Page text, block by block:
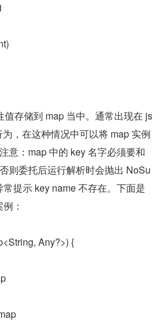
值存储到 map 当中。通常出现在 js
，在这种情况中可以将 map 实例
意：map 中的 key 名字必须要和
则委托后运行解析时会抛出 NoSu
提示 key name 不存在。下面是
：
Any?>) {